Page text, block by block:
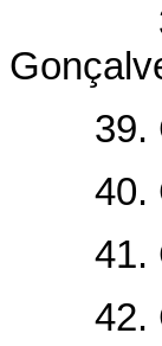
38.
39.
40.
41.
42.